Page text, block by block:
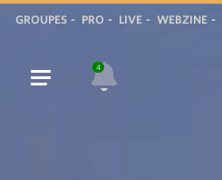
GROUPES PRO LIVE WEBZINE
4